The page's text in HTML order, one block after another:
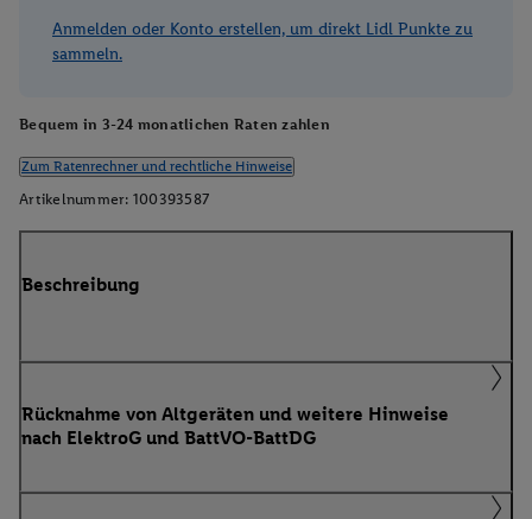
Anmelden oder Konto erstellen, um direkt Lidl Punkte zu
sammeln.
Bequem in 3-24 monatlichen Raten zahlen
Zum Ratenrechner und rechtliche Hinweise
Artikelnummer: 100393587
Beschreibung
Rücknahme von Altgeräten und weitere Hinweise
nach ElektroG und BattVO-BattDG